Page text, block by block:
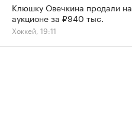
Клюшку Овечкина продали на
аукционе за ₽940 тыс.
Хоккей, 19:11